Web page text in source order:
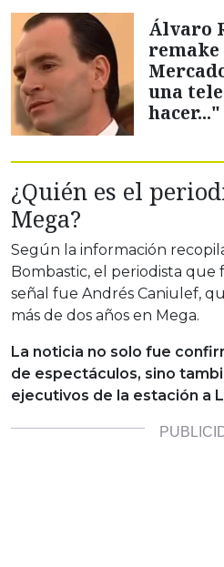
Álvaro
remake
una
hacer..."
¿Quién es el
Mega?
Según la información
Bombastic, el periodista
señal fue Andrés Caniulef,
más de dos años en Mega.
La noticia no solo fue
de espectáculos, sino
ejecutivos de la estación a